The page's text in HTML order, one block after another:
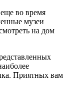
во время
музеи
на дом
Приятных вам